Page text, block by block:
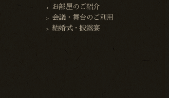
お部屋のご紹介
会議・舞台のご利用
結婚式・披露宴